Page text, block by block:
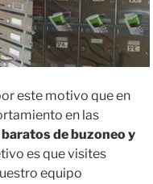
este motivo que en
en las
de buzoneo y
es que visites
equipo